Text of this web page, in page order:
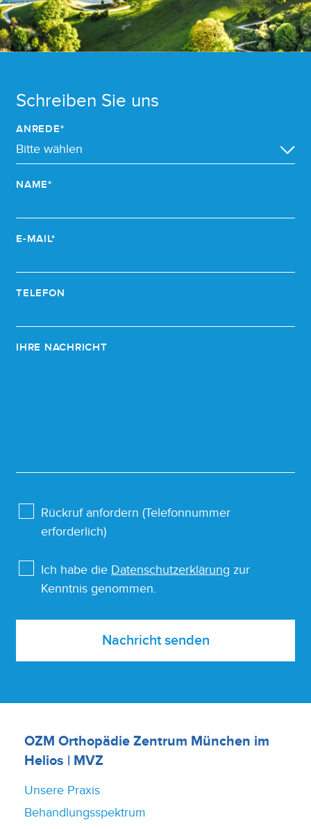
Schreiben Sie uns
ANREDE*
NAME*
E-MAIL*
TELEFON
IHRE NACHRICHT
Rückruf anfordern (Telefonnummer
erforderlich)
Ich habe die Datenschutzerklärung zur
Kenntnis genommen.
Nachricht senden
OZM Orthopädie Zentrum München im
Helios | MVZ
Unsere Praxis
Behandlungsspektrum